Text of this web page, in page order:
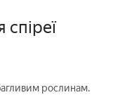
рослинам.